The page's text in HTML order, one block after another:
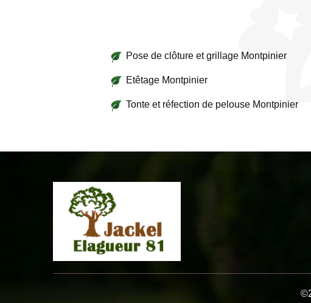
Pose de clôture et grillage Montpinier
Etêtage Montpinier
Tonte et réfection de pelouse Montpinier